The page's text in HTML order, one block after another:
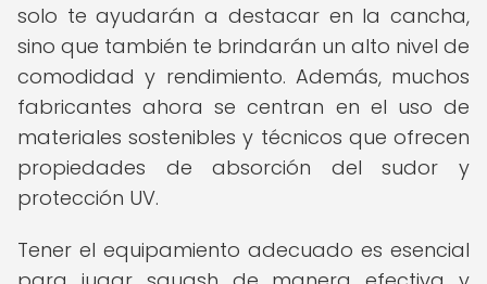
solo te ayudarán a destacar en la cancha,
sino que también te brindarán un alto nivel de
comodidad y rendimiento. Además, muchos
fabricantes ahora se centran en el uso de
materiales sostenibles y técnicos que ofrecen
propiedades de absorción del sudor y
protección UV.
Tener el equipamiento adecuado es esencial